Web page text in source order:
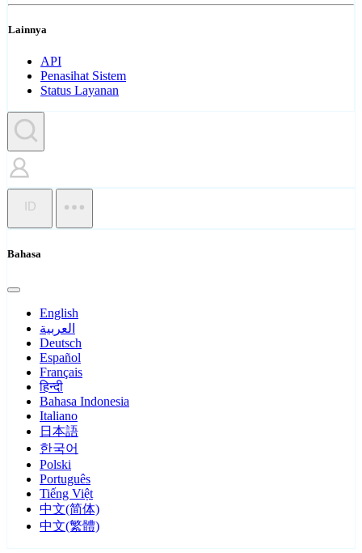
Lainnya
API
Penasihat Sistem
Status Layanan
ID
Bahasa
English
العربية
Deutsch
Español
Français
हिन्दी
Bahasa Indonesia
Italiano
日本語
한국어
Polski
Português
Tiếng Việt
中文(简体)
中文(繁體)